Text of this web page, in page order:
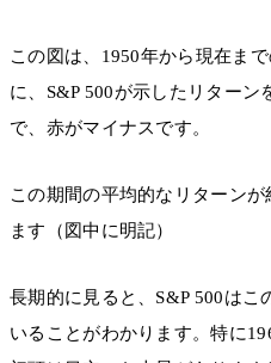
この図は、1950年から現在ま
に、S&P 500が示したリターン
で、赤がマイナスです。
この期間の平均的なリターン
ます（図中に明記）
長期的に見ると、S&P 500はこ
いることがわかります。特に